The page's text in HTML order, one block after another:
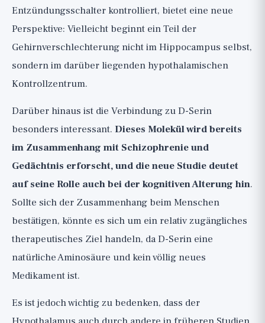
Entzündungsschalter kontrolliert, bietet eine neue
Perspektive: Vielleicht beginnt ein Teil der
Gehirnverschlechterung nicht im Hippocampus selbst,
sondern im darüber liegenden hypothalamischen
Kontrollzentrum.
Darüber hinaus ist die Verbindung zu D-Serin
besonders interessant. Dieses Molekül wird bereits
im Zusammenhang mit Schizophrenie und
Gedächtnis erforscht, und die neue Studie deutet
auf seine Rolle auch bei der kognitiven Alterung hin.
Sollte sich der Zusammenhang beim Menschen
bestätigen, könnte es sich um ein relativ zugängliches
therapeutisches Ziel handeln, da D-Serin eine
natürliche Aminosäure und kein völlig neues
Medikament ist.
Es ist jedoch wichtig zu bedenken, dass der